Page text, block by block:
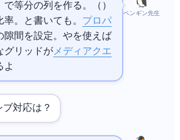
ペンギン先生
columns: 1fr 1fr 1frで3等分の列を作る。fr（fraction）
1fr)と書いてもOK。gap プロパ
設定。auto-fillやminmax()を使えば
グリッドがメディアクエ
よ
ブ対応は？